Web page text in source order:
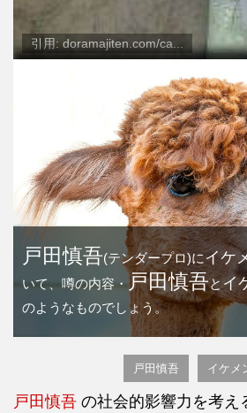
引用: doramajiten.com/ca...
戸田慎吾(テンダープロ)にイケ
いて、噂の内容・戸田慎吾とイ
のようなものでしょう。
戸田慎吾 イケメ
戸田慎吾 の社会的影響力を考え